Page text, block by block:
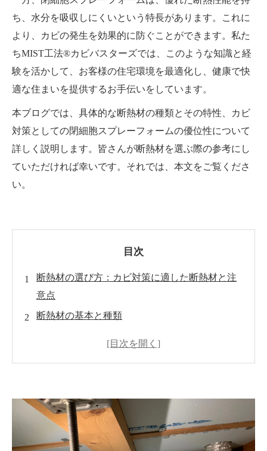
ち、水分を吸収しにくいという特長があります。これに
より、カビの発生を効果的に防ぐことができます。私た
ちMIST工法®カビバスターズでは、このような知識と経
験を活かして、お客様の住宅環境を最適化し、健康で快
適な住まいを提供するお手伝いをしています。
本ブログでは、具体的な断熱材の種類とその特性、カビ
対策としての閉細胞スプレーフォームの優位性について
詳しく説明します。皆さんが断熱材を選ぶ際の参考にし
ていただければ幸いです。それでは、本文をご覧くださ
い。
目次
断熱材の選び方：カビ対策に適した断熱材と注
意点
断熱材の基本と種類
MIST工法®カビバスターズの断熱材提案
まとめ